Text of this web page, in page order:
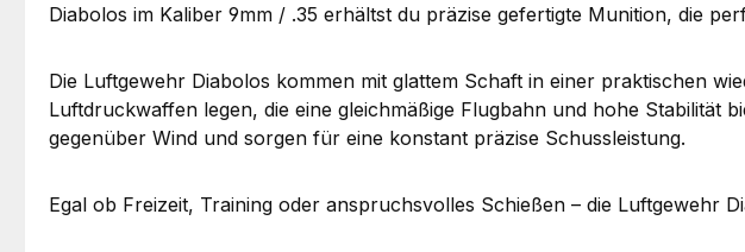
Diabolos im Kaliber 9mm / .35 erhältst du präzise gefertigte Munition, die
Die Luftgewehr Diabolos kommen mit glattem Schaft in einer praktischen
Luftdruckwaffen legen, die eine gleichmäßige Flugbahn und hohe Stabilität
gegenüber Wind und sorgen für eine konstant präzise Schussleistung.
Egal ob Freizeit, Training oder anspruchsvolles Schießen – die Luftgewehr